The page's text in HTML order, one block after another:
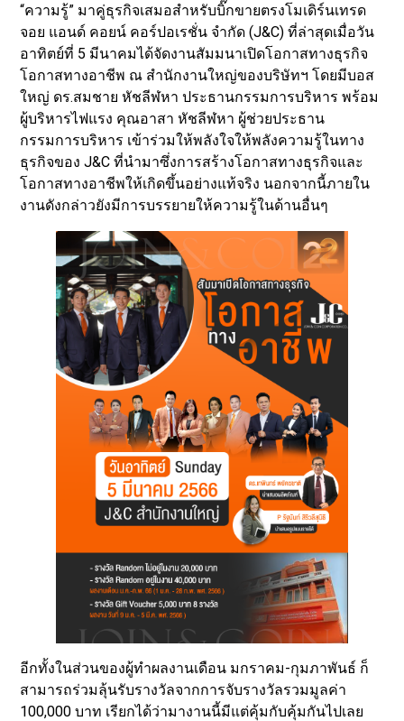
“ความรู้” มาคู่ธุรกิจเสมอสำหรับบิ๊กขายตรงโมเดิร์นเทรด
จอย แอนด์ คอยน์ คอร์ปอเรชั่น จำกัด (J&C) ที่ล่าสุดเมื่อวัน
อาทิตย์ที่ 5 มีนาคมได้จัดงานสัมมนาเปิดโอกาสทางธุรกิจ
โอกาสทางอาชีพ ณ สำนักงานใหญ่ของบริษัทฯ โดยมีบอส
ใหญ่ ดร.สมชาย หัชลีฬหา ประธานกรรมการบริหาร พร้อม
ผู้บริหารไฟแรง คุณอาสา หัชลีฬหา ผู้ช่วยประธาน
กรรมการบริหาร เข้าร่วมให้พลังใจให้พลังความรู้ในทาง
ธุรกิจของ J&C ที่นำมาซึ่งการสร้างโอกาสทางธุรกิจและ
โอกาสทางอาชีพให้เกิดขึ้นอย่างแท้จริง นอกจากนี้ภายใน
งานดังกล่าวยังมีการบรรยายให้ความรู้ในด้านอื่นๆ
อีกทั้งในส่วนของผู้ทำผลงานเดือน มกราคม-กุมภาพันธ์ ก็
สามารถร่วมลุ้นรับรางวัลจากการจับรางวัลรวมมูลค่า
100,000 บาท เรียกได้ว่ามางานนี้มีแต่คุ้มกับคุ้มกันไปเลย